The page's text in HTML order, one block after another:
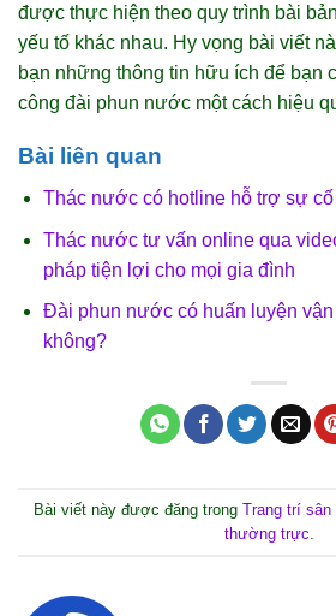
được thực hiện theo quy trình bài
yếu tố khác nhau. Hy vọng bài viết
bạn những thông tin hữu ích để bạn
công đài phun nước một cách hiệu
Bài liên quan
Thác nước có hotline hỗ trợ sự
Thác nước tư vấn online qua
pháp tiện lợi cho mọi gia đình
Đài phun nước có huấn luyện
không?
Bài viết này được đăng trong Trang trí
thường trực